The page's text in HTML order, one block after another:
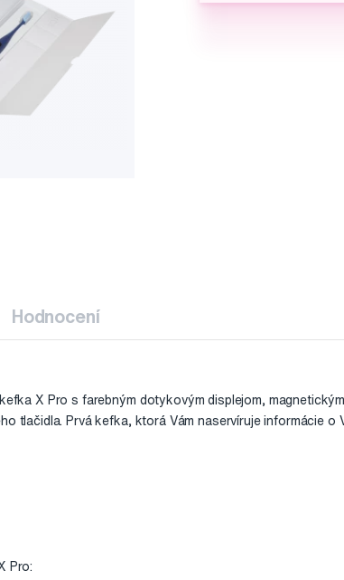
Hodnocení
X Pro s farebným dotykovým displejom,
tlačidla. Prvá kefka, ktorá Vám naservíruje informácie o
Pro: